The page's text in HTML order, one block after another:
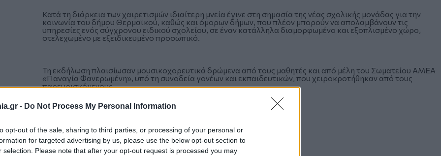
- Do Not Process My Personal Information
opt-out of the sale, sharing to third parties, or processing of your personal or
for targeted advertising by us, please use the below opt-out section to
selection. Please note that after your opt-out request is processed you may
Κατά τη διάρκεια των χαιρετισμών ιδιαίτερη μνεία έγινε στη σημασία της νέας σχολικής μονάδας για την
κοινωνία του δήμου Θερμαϊκού, καθώς και όμορων δήμων, που πλέον μπορούν να απολαμβάνουν τις
υπηρεσίες ενός σύγχρονου ειδικού σχολείου, σε έναν κατάλληλα διαμορφωμένο και εξοπλισμένο χώρο,
στελεχωμένο με εξειδικευμένο προσωπικό.
Τη εκδήλωση πλαισίωσαν μουσικοχορευτικά δρώμενα από τους μαθητές και από μέλη του Σωματείου ΑΜΕΑ
«Παναγία Φανερωμένη», υπό τη συνοδεία γονέων και εκπαιδευτικών, που χειροκροτήθηκαν από τους
παρευρισκόμενους.